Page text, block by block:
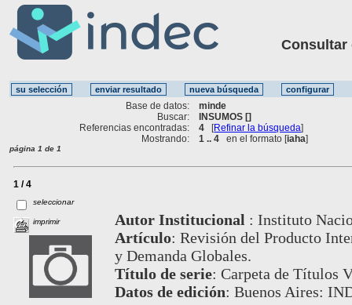
Consultar
Base de datos:
minde
Buscar:
INSUMOS []
Referencias encontradas:
4 [Refinar la búsqueda]
Mostrando:
1 .. 4 en el formato [iaha]
página 1 de 1
1 / 4
seleccionar
imprimir Autor Institucional : Instituto
Artículo: Revisión del Producto
y Demanda Globales.
Título de serie: Carpeta de Títulos
Datos de edición: Buenos Aires: